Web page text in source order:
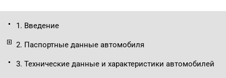
1. Введение
2. Паспортные данные автомобиля
3. Технические данные и характеристики автомобилей